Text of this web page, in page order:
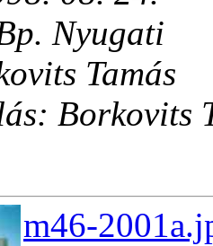
Nyugati
Tamás
Borkovits
m46-